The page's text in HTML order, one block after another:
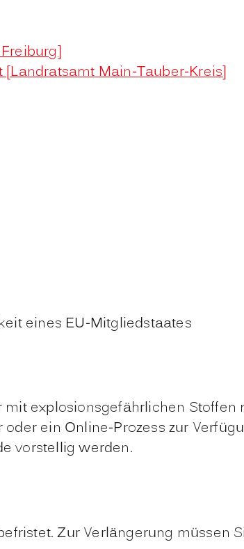
Main-Tauber-Kreis]
eines EU-Mitgliedstaates
explosionsgefährlichen Stoffen
ein Online-Prozess zur
vorstellig werden.
Zur Verlängerung müssen